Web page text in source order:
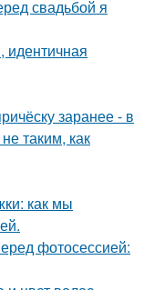
свадьбой я
заранее - в
таким, как
как мы
фотосессией: